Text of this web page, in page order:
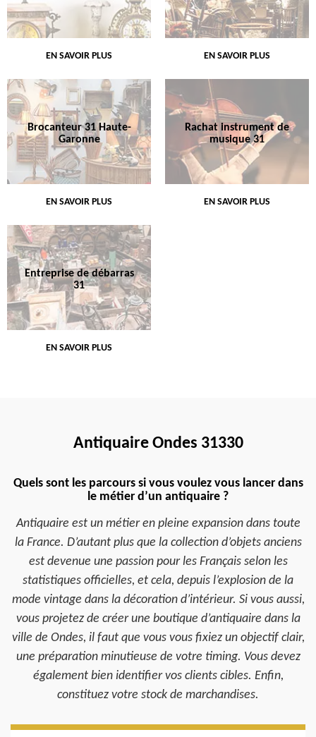
EN SAVOIR PLUS EN SAVOIR PLUS
Brocanteur 31 Haute-
Garonne
EN SAVOIR PLUS
Rachat instrument de
musique 31
EN SAVOIR PLUS
Entreprise de débarras
31
EN SAVOIR PLUS
Antiquaire Ondes 31330
Quels sont les parcours si vous voulez vous lancer dans
le métier d’un antiquaire ?
Antiquaire est un métier en pleine expansion dans toute
la France. D’autant plus que la collection d’objets anciens
est devenue une passion pour les Français selon les
statistiques officielles, et cela, depuis l’explosion de la
mode vintage dans la décoration d’intérieur. Si vous aussi,
vous projetez de créer une boutique d’antiquaire dans la
ville de Ondes, il faut que vous vous fixiez un objectif clair,
une préparation minutieuse de votre timing. Vous devez
également bien identifier vos clients cibles. Enfin,
constituez votre stock de marchandises.